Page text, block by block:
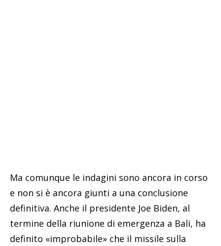
Ma comunque le indagini sono ancora in corso
e non si è ancora giunti a una conclusione
definitiva. Anche il presidente Joe Biden, al
termine della riunione di emergenza a Bali, ha
definito «improbabile» che il missile sulla